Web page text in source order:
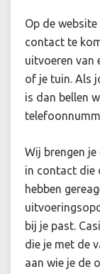
Op de
contact te
uitvoeren van
of je tuin. Als
is dan bellen
Wij brengen
in contact die
hebben
bij je past.
die je met de
aan wie je de